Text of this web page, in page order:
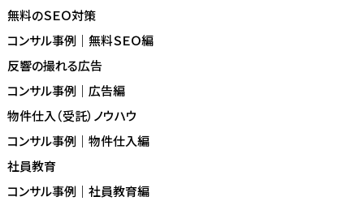
無料のＳＥＯ対策
コンサル事例｜無料ＳＥＯ編
反響の撮れる広告
コンサル事例｜広告編
物件仕入（受託）ノウハウ
コンサル事例｜物件仕入編
社員教育
コンサル事例｜社員教育編